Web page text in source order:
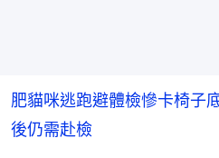
肥貓咪逃跑避體檢慘卡椅
後仍需赴檢